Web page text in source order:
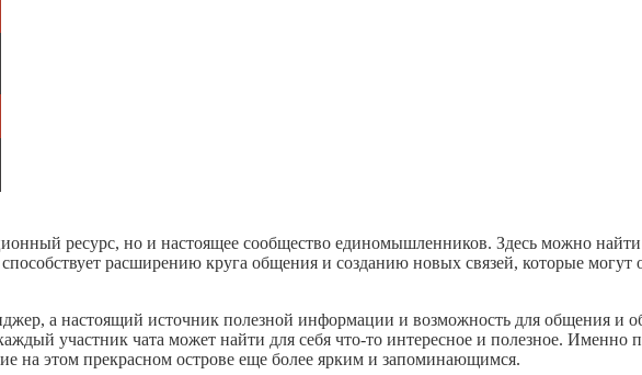
ресурс, но и настоящее сообщество единомышленников. Здесь можно
расширению круга общения и созданию новых связей, которые могут
а настоящий источник полезной информации и возможность для общения и
участник чата может найти для себя что-то интересное и полезное. Именно
на этом прекрасном острове еще более ярким и запоминающимся.